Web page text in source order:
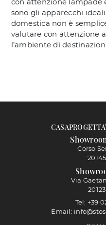
sono gli apparecchi
domestica non è
valutare con attenzione
l’ambiente di
Corso
Via
Tel: +39
Email: